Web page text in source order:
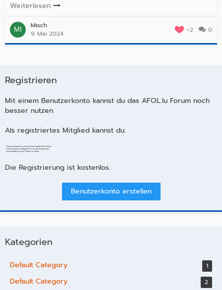
Weiterlesen
Misch
9. Mai 2024
2 0
Registrieren
Mit einem Benutzerkonto kannst du das AFOL.lu Forum noch
besser nutzen.
Als registriertes Mitglied kannst du:
- Themen abonnieren und auf dem Laufenden bleiben
- Dich mit anderen Mitgliedern direkt austauschen
- Eigene Beiträge und Themen erstellen
Die Registrierung ist kostenlos.
Benutzerkonto erstellen
Kategorien
Default Category 1
Default Category 2